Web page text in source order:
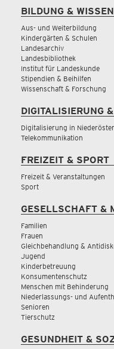
BILDUNG &
Aus- und Weiterbildung
Kindergärten & Schulen
Landesarchiv
Landesbibliothek
Institut für Landeskunde
Stipendien & Beihilfen
Wissenschaft & Forschung
DIGITALISIERUNG
Digitalisierung in
Telekommunikation
FREIZEIT & SPORT
Freizeit & Veranstaltungen
Sport
GESELLSCHAFT &
Familien
Frauen
Gleichbehandlung &
Jugend
Kinderbetreuung
Konsumentenschutz
Menschen mit Behinderung
Niederlassungs- und
Senioren
Tierschutz
GESUNDHEIT &